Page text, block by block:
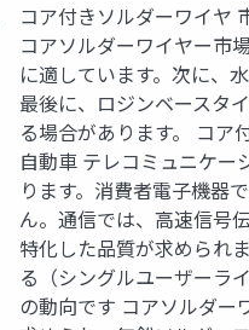
コア付きソルダーワイヤ
コアソルダーワイヤー市
に適しています。次に、
最後に、ロジンベースタ
る場合があります。 コア
自動車 テレコミュニケ
ります。消費者電子機器
ん。通信では、高速信号
特化した品質が求められ
る（シングルユーザー
の動向です コアソルダ